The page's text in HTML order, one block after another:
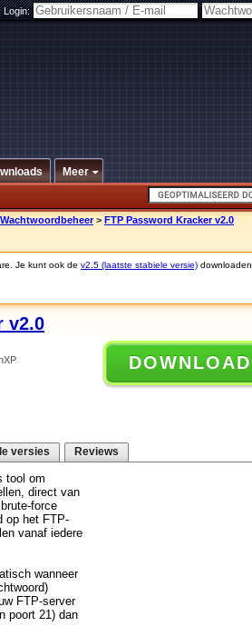
Login:
Meer
Wachtwoordbeheer > FTP Password Kracker v2.0
Je kunt ook de v2.5 (laatste stabiele versie) downloaden.
v2.0
DOWNLOAD
versies Reviews
tool om
direct van
force
op het FTP-
vanaf iedere
wanneer
FTP-server
poort 21) dan